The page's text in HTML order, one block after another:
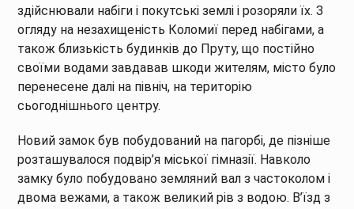
здійснювали набіги і покутські землі і розоряли їх. З
огляду на незахищеність Коломиї перед набігами, а
також близькість будинків до Пруту, що постійно
своїми водами завдавав шкоди жителям, місто було
перенесене далі на північ, на територію
сьогоднішнього центру.
Новий замок був побудований на пагорбі, де пізніше
розташувалося подвір’я міської гімназії. Навколо
замку було побудовано земляний вал з частоколом і
двома вежами, а також великий рів з водою. В’їзд з